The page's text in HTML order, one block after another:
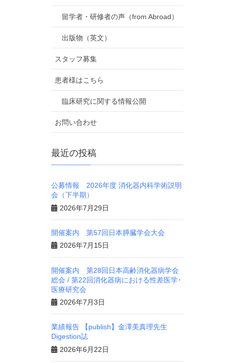
留学者・研修者の声（from Abroad）
出版物（英文）
スタッフ募集
患者様はこちら
臨床研究に関する情報公開
お問い合わせ
最近の投稿
公募情報 2026年度 消化器内科学術説明
会（下半期）
2026年7月29日
開催案内 第57回日本膵臓学会大会
2026年7月15日
開催案内 第28回日本高齢消化器病学会
総会 / 第22回消化器病における性差医学･
医療研究会
2026年7月3日
業績報告 【publish】金澤美真理先生
Digestion誌
2026年6月22日